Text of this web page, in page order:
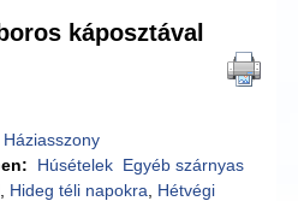
káposztával
Háziasszony
Húsételek Egyéb szárnyas
Hideg téli napokra
Hétvégi